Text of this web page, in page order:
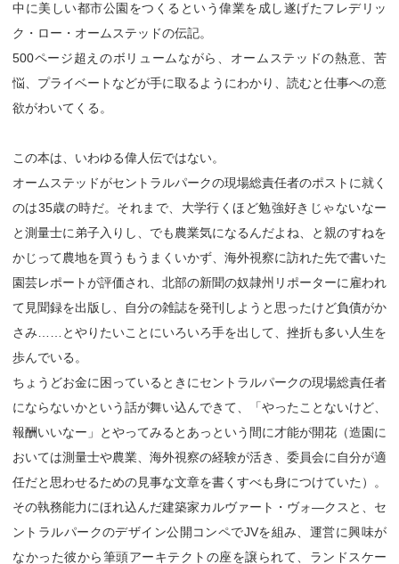
中に美しい都市公園をつくるという偉業を成し遂げたフレデリッ
ク・ロー・オームステッドの伝記。
500ページ超えのボリュームながら、オームステッドの熱意、苦
悩、プライベートなどが手に取るようにわかり、読むと仕事への意
欲がわいてくる。
この本は、いわゆる偉人伝ではない。
オームステッドがセントラルパークの現場総責任者のポストに就く
のは35歳の時だ。それまで、大学行くほど勉強好きじゃないなー
と測量士に弟子入りし、でも農業気になるんだよね、と親のすねを
かじって農地を買うもうまくいかず、海外視察に訪れた先で書いた
園芸レポートが評価され、北部の新聞の奴隷州リポーターに雇われ
て見聞録を出版し、自分の雑誌を発刊しようと思ったけど負債がか
さみ……とやりたいことにいろいろ手を出して、挫折も多い人生を
歩んでいる。
ちょうどお金に困っているときにセントラルパークの現場総責任者
にならないかという話が舞い込んできて、「やったことないけど、
報酬いいなー」とやってみるとあっという間に才能が開花（造園に
おいては測量士や農業、海外視察の経験が活き、委員会に自分が適
任だと思わせるための見事な文章を書くすべも身につけていた）。
その執務能力にほれ込んだ建築家カルヴァート・ヴォ―クスと、セ
ントラルパークのデザイン公開コンペでJVを組み、運営に興味が
なかった彼から筆頭アーキテクトの座を譲られて、ランドスケー